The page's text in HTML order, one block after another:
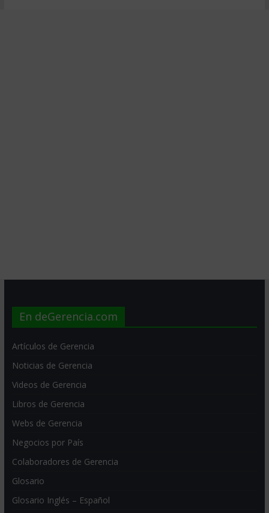
En deGerencia.com
Artículos de Gerencia
Noticias de Gerencia
Videos de Gerencia
Libros de Gerencia
Webs de Gerencia
Negocios por País
Colaboradores de Gerencia
Glosario
Glosario Inglés – Español